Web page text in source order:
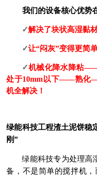
我们的设备核心优势
✓解决了块状高湿黏
✓让“闷灰”变得更简
✓机械化降水降粘——
处于10mm以下——熟化
机全解决！
绿能科技工程渣土泥饼稳
刚”
绿能科技专为处理高
备，不是简单的搅拌机，